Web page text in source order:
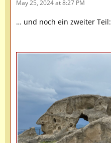
May 25, 2024 at 8:27 PM
… und noch ein zweiter Teil: